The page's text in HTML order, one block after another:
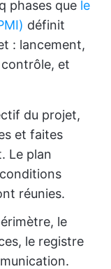
phases que le
définit
: lancement,
et
du projet,
et faites
Le plan
réunies.
le
le registre